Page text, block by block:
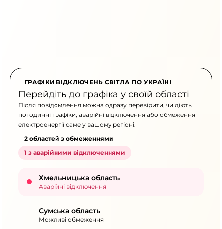
ГРАФІКИ ВІДКЛЮЧЕНЬ СВІТЛА ПО УКРАЇНІ
Перейдіть до графіка у своїй області
Після повідомлення можна одразу перевірити, чи діють
погодинні графіки, аварійні відключення або обмеження
електроенергії саме у вашому регіоні.
2 областей з обмеженнями
1 з аварійними відключеннями
Хмельницька область
Аварійні відключення
Сумська область
Можливі обмеження